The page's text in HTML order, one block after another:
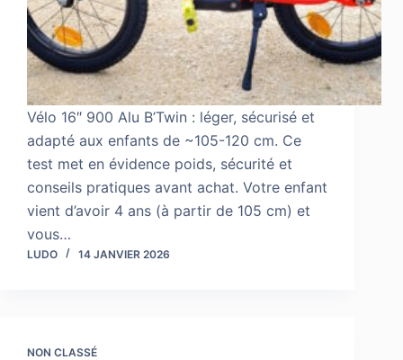
Vélo 16″ 900 Alu B’Twin : léger, sécurisé et
adapté aux enfants de ~105-120 cm. Ce
test met en évidence poids, sécurité et
conseils pratiques avant achat. Votre enfant
vient d’avoir 4 ans (à partir de 105 cm) et
vous…
LUDO 14 JANVIER 2026
NON CLASSÉ